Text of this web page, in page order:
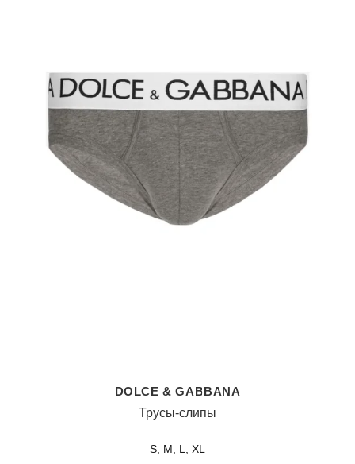
DOLCE & GABBANA
Трусы-слипы
S, M, L, XL